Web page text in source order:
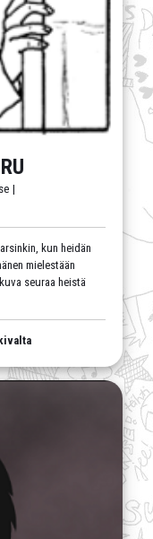
|
kun heidän
mielestään
seuraa heistä